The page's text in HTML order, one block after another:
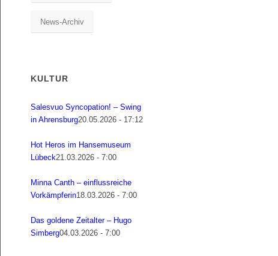
News-Archiv
KULTUR
Salesvuo Syncopation! – Swing
in Ahrensburg20.05.2026 - 17:12
Hot Heros im Hansemuseum
Lübeck21.03.2026 - 7:00
Minna Canth – einflussreiche
Vorkämpferin18.03.2026 - 7:00
Das goldene Zeitalter – Hugo
Simberg04.03.2026 - 7:00